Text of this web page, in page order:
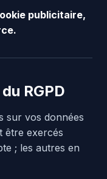
publicitaire,
RGPD
sur vos données
être exercés
; les autres en